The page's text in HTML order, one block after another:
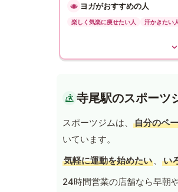
ヨガがおすすめの人
楽しく気楽に痩せたい人 汗かきたい
寺尾駅のスポーツ
スポーツジムは、 自分のペ
いています。
気軽に運動を始めたい 、 い
24時間営業の店舗なら早朝